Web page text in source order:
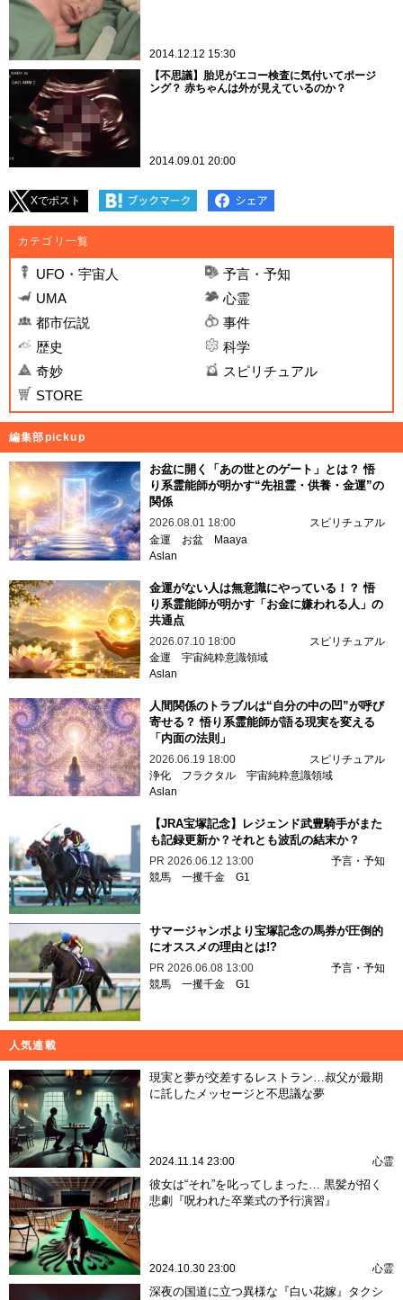
2014.12.12 15:30
【不思議】胎児がエコー検査に気付いてポージ
ング？ 赤ちゃんは外が見えているのか？
2014.09.01 20:00
Xでポスト
カテゴリ一覧
UFO・宇宙人
予言・予知
UMA
心霊
都市伝説
事件
歴史
科学
奇妙
スピリチュアル
STORE
編集部pickup
お盆に開く「あの世とのゲート」とは？ 悟
り系霊能師が明かす“先祖霊・供養・金運”の
関係
2026.08.01 18:00
スピリチュアル
金運
お盆
Maaya
Aslan
金運がない人は無意識にやっている！？ 悟
り系霊能師が明かす「お金に嫌われる人」の
共通点
2026.07.10 18:00
スピリチュアル
金運 宇宙純粋意識領域
Aslan
人間関係のトラブルは“自分の中の凹”が呼び
寄せる？ 悟り系霊能師が語る現実を変える
「内面の法則」
2026.06.19 18:00
スピリチュアル
浄化
フラクタル 宇宙純粋意識領域
Aslan
【JRA宝塚記念】レジェンド武豊騎手がまた
も記録更新か？それとも波乱の結末か？
PR 2026.06.12 13:00
予言・予知
競馬 一攫千金 G1
サマージャンボより宝塚記念の馬券が圧倒的
にオススメの理由とは!?
PR 2026.06.08 13:00
予言・予知
競馬 一攫千金 G1
人気連載
現実と夢が交差するレストラン…叔父が最期
に託したメッセージと不思議な夢
2024.11.14 23:00 心霊
彼女は“それ”を叱ってしまった… 黒髪が招く
悲劇『呪われた卒業式の予行演習』
2024.10.30 23:00 心霊
深夜の国道に立つ異様な『白い花嫁』タクシ